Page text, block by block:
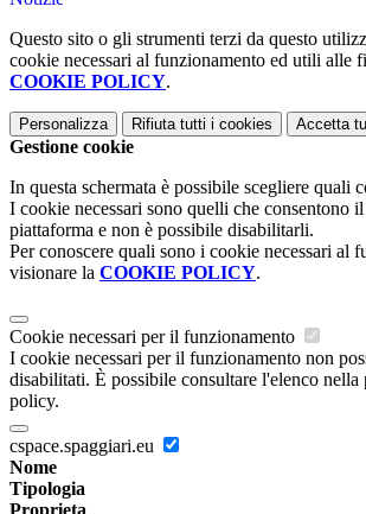
Questo sito o gli strumenti terzi da questo
cookie necessari al funzionamento ed utili alle
COOKIE POLICY.
Personalizza Rifiuta tutti i cookies Accetta
Gestione cookie
In questa schermata è possibile scegliere quali
I cookie necessari sono quelli che consentono
piattaforma e non è possibile disabilitarli.
Per conoscere quali sono i cookie necessari al
visionare la COOKIE POLICY.
Cookie necessari per il funzionamento
I cookie necessari per il funzionamento non
disabilitati. È possibile consultare l'elenco nella
policy.
cspace.spaggiari.eu
Nome
Tipologia